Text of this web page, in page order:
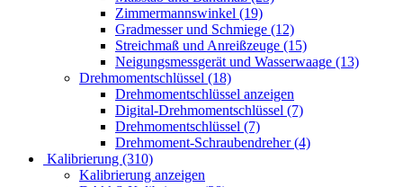
Zimmermannswinkel (19)
Gradmesser und Schmiege (12)
Streichmaß und Anreißzeuge (15)
Neigungsmessgerät und Wasserwaage (13)
Drehmomentschlüssel (18)
Drehmomentschlüssel anzeigen
Digital-Drehmomentschlüssel (7)
Drehmomentschlüssel (7)
Drehmoment-Schraubendreher (4)
Kalibrierung (310)
Kalibrierung anzeigen